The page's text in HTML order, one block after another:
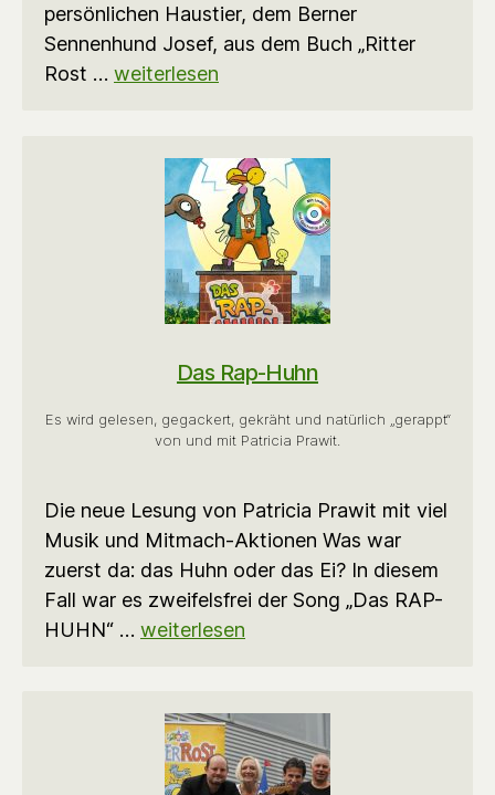
persönlichen Haustier, dem Berner
Sennenhund Josef, aus dem Buch „Ritter
Rost … weiterlesen
Das Rap-Huhn
Es wird gelesen, gegackert, gekräht und natürlich „gerappt“
von und mit Patricia Prawit.
Die neue Lesung von Patricia Prawit mit viel
Musik und Mitmach-Aktionen Was war
zuerst da: das Huhn oder das Ei? In diesem
Fall war es zweifelsfrei der Song „Das RAP-
HUHN“ … weiterlesen